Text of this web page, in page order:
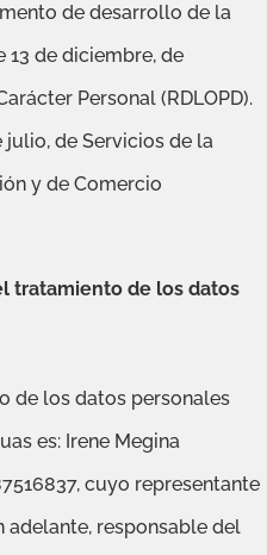
de desarrollo de la
13 de diciembre, de
Personal (RDLOPD).
julio, de Servicios de la
y de Comercio
tratamiento de los datos
de los datos personales
es: Irene Megina
cuyo representante
adelante, responsable del